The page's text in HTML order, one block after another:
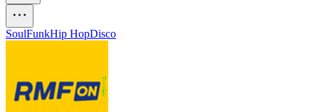
SoulFunkHip HopDisco